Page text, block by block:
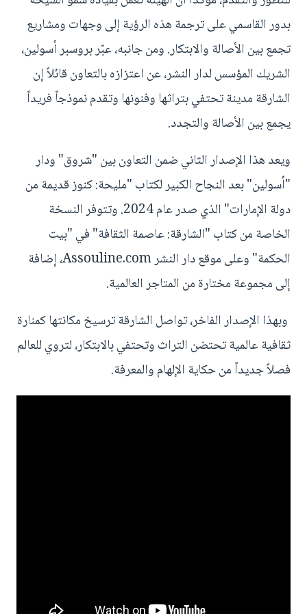
بدور القاسمي على ترجمة هذه الرؤية إلى وجهات ومشاريع
تجمع بين الأصالة والابتكار. ومن جانبه، عبّر بروسبر أسولين،
الشريك المؤسس لدار النشر، عن اعتزازه بالتعاون قائلاً إن
الشارقة مدينة تحتفي بتراثها وفنونها وتقدم نموذجاً فريداً
يجمع بين الأصالة والتجدد.
ويعد هذا الإصدار الثاني ضمن التعاون بين "شروق" ودار
"أسولين" بعد النجاح الكبير لكتاب "مليحة: كنوز قديمة من
دولة الإمارات" الذي صدر عام 2024. وتتوفر النسخة
الخاصة من كتاب "الشارقة: عاصمة الثقافة" في "بيت
الحكمة" وعلى موقع دار النشر Assouline.com، إضافة
إلى مجموعة مختارة من المتاجر العالمية.
وبهذا الإصدار الفاخر، تواصل الشارقة ترسيخ مكانتها كمنارة
ثقافية عالمية تحتضن التراث وتحتفي بالابتكار، لتروي للعالم
فصلاً جديداً من حكاية الإلهام والمعرفة.